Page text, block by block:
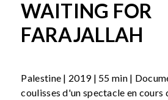
WAITING FOR
FARAJALLAH
Palestine | 2019 | 55 min |
coulisses d'un spectacle en cours